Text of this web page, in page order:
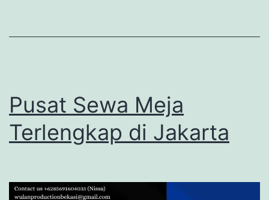
Pusat Sewa Meja
Terlengkap di Jakarta